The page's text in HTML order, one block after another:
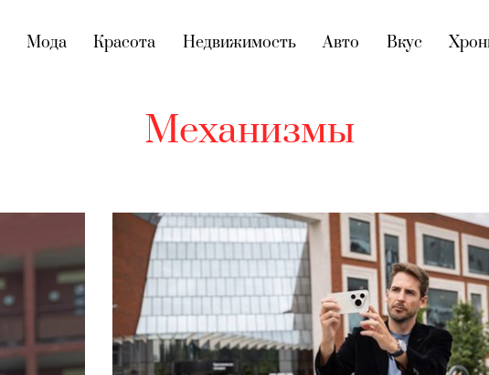
(current)
Мода(current)
Красота (current)
Недвижимость(current)
Авто (current)
Вкус (current)
Механизмы